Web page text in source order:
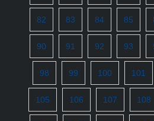
82 83 84 85
90 91 92 93
98 99 100 101
105 106 107 108